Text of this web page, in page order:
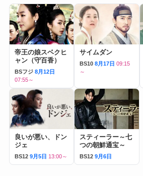
帝王の娘スベクヒ
ャン（守百香）
BSフジ 8月12日
07:55～
サイムダン
BS10 8月17日 09:15
～
良いが悪い、ドン
ジェ
BS12 9月5日 13:00～
スティーラー～七
つの朝鮮通宝～
BS12 9月6日